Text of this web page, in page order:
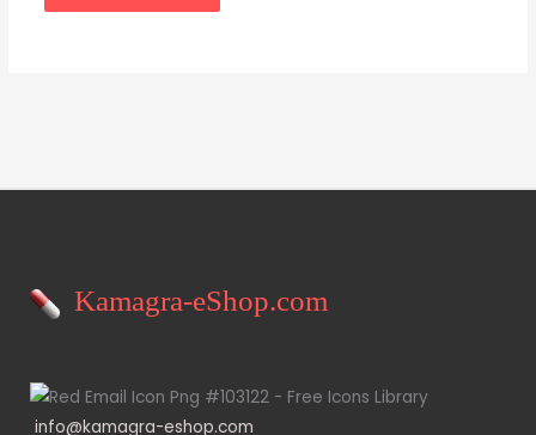
Kamagra-eShop.com
info@kamagra-eshop.com